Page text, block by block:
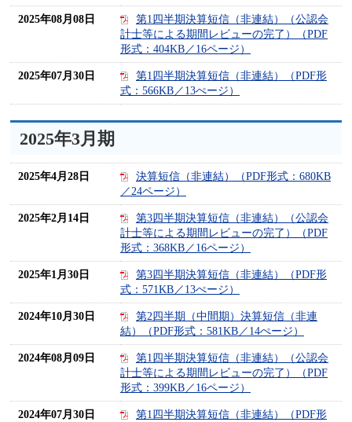
2025年08月08日
第1四半期決算短信（非連結）（公認会
計士等による期間レビューの完了）（PDF
形式：404KB／16ページ）
2025年07月30日
第1四半期決算短信（非連結）（PDF形
式：566KB／13ぺージ）
2025年3月期
2025年4月28日
決算短信（非連結）（PDF形式：680KB
／24ページ）
2025年2月14日
第3四半期決算短信（非連結）（公認会
計士等による期間レビューの完了）（PDF
形式：368KB／16ページ）
2025年1月30日
第3四半期決算短信（非連結）（PDF形
式：571KB／13ぺージ）
2024年10月30日
第2四半期（中間期）決算短信（非連
結）（PDF形式：581KB／14ぺージ）
2024年08月09日
第1四半期決算短信（非連結）（公認会
計士等による期間レビューの完了）（PDF
形式：399KB／16ページ）
2024年07月30日
第1四半期決算短信（非連結）（PDF形